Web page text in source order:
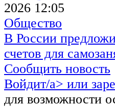
2026 12:05
Общество
В России
счетов для
Сообщить новость
Войдит/a> или
для возможности